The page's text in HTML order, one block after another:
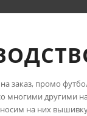
заказ, промо
многими другими
на них